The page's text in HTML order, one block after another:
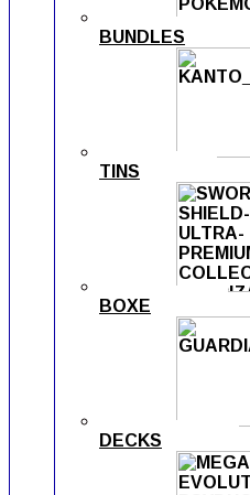
BUNDLES
TINS
BOXE
DECKS